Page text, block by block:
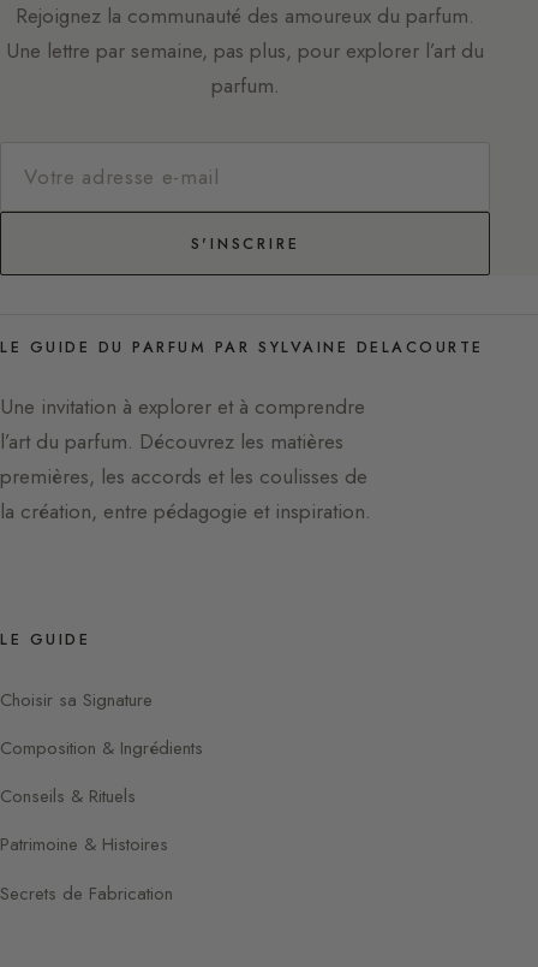
Rejoignez la communauté des amoureux du parfum.
Une lettre par semaine, pas plus, pour explorer l’art du
parfum.
S'INSCRIRE
LE GUIDE DU PARFUM PAR SYLVAINE DELACOURTE
Une invitation à explorer et à comprendre
l’art du parfum. Découvrez les matières
premières, les accords et les coulisses de
la création, entre pédagogie et inspiration.
LE GUIDE
Choisir sa Signature
Composition & Ingrédients
Conseils & Rituels
Patrimoine & Histoires
Secrets de Fabrication